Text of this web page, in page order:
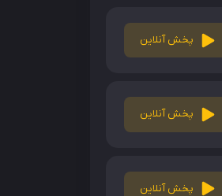
پخش آنلاین
پخش آنلاین
پخش آنلاین